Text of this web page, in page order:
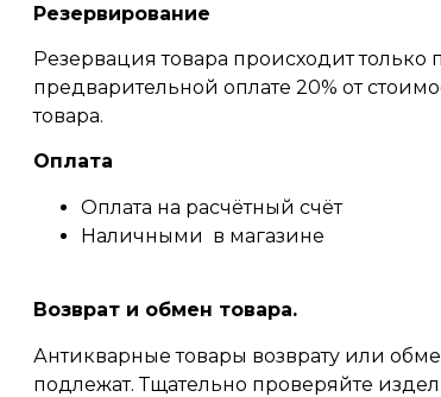
Резервирование
Резервация товара происходит только
предварительной оплате 20% от
товара.
Оплата
Оплата на расчётный счёт
Наличными в магазине
Возврат и обмен товара.
Антикварные товары возврату или
подлежат. Тщательно проверяйте